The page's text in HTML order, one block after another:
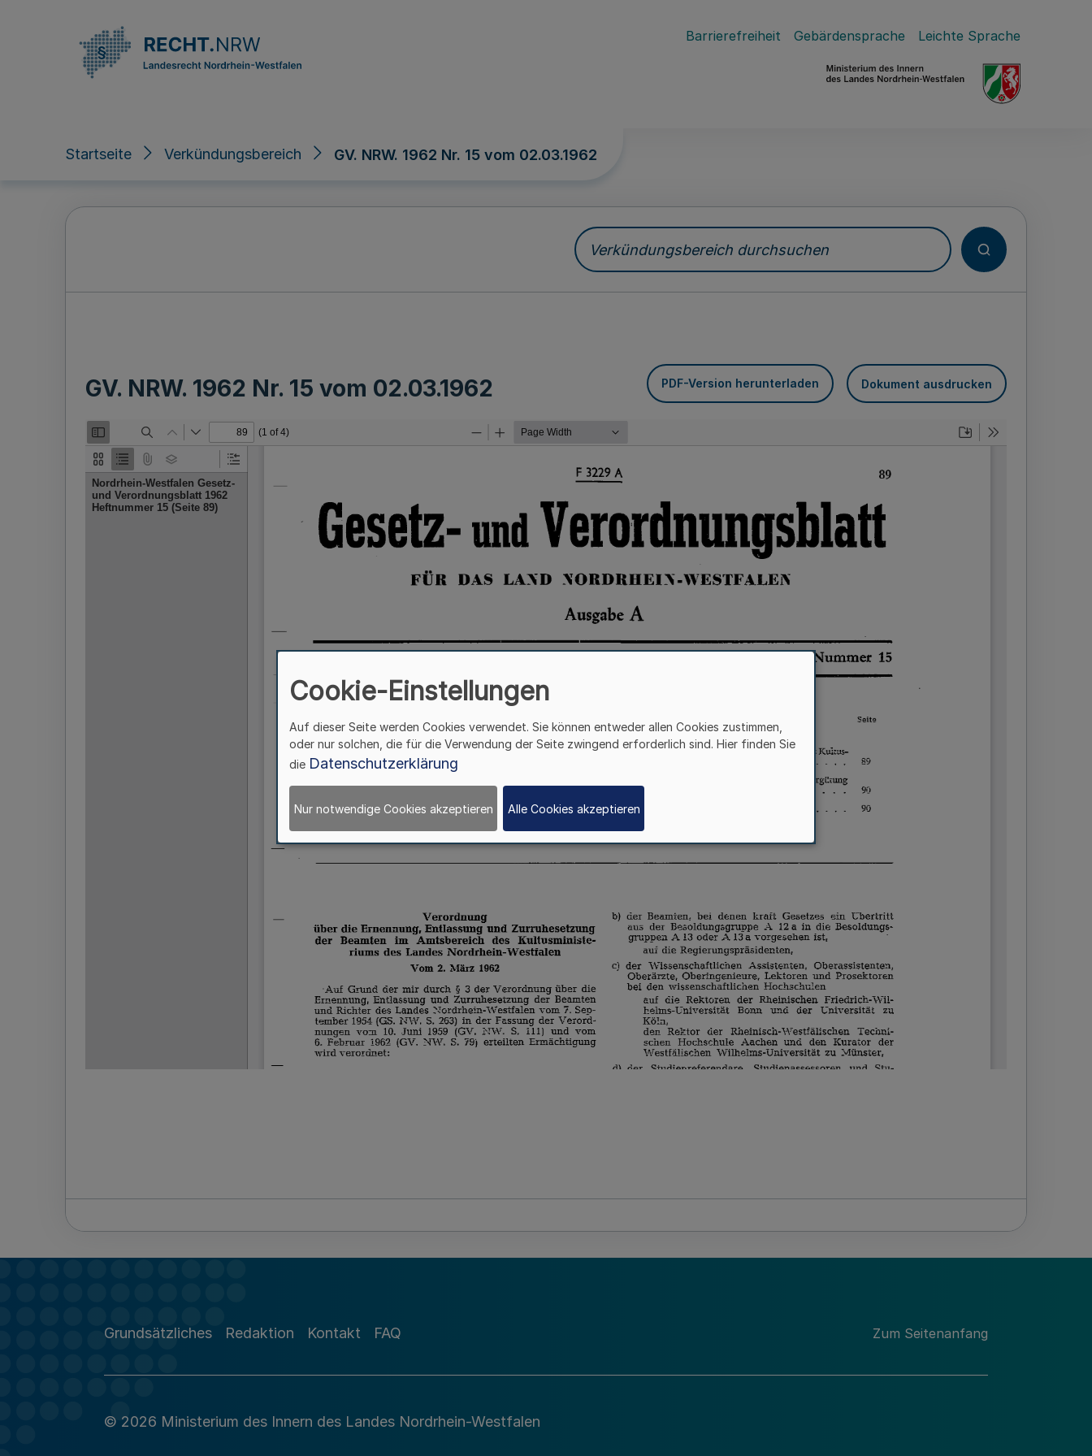
Barrierefreiheit Gebärdensprache Leichte Sprache
Startseite Verkündungsbereich GV. NRW. 1962 Nr. 15 vom 02.03.1962
Verkündungsbereich durchsuchen
GV. NRW. 1962 Nr. 15 vom 02.03.1962 PDF-Version herunterladen Dokument ausdrucken
Grundsätzliches Redaktion Kontakt FAQ Zum Seitenanfang
© 2026 Ministerium des Innern des Landes Nordrhein-Westfalen
Cookie-Einstellungen
Auf dieser Seite werden Cookies verwendet. Sie können entweder allen Cookies zustimmen,
oder nur solchen, die für die Verwendung der Seite zwingend erforderlich sind. Hier finden Sie
die Datenschutzerklärung
Nur notwendige Cookies akzeptieren Alle Cookies akzeptieren